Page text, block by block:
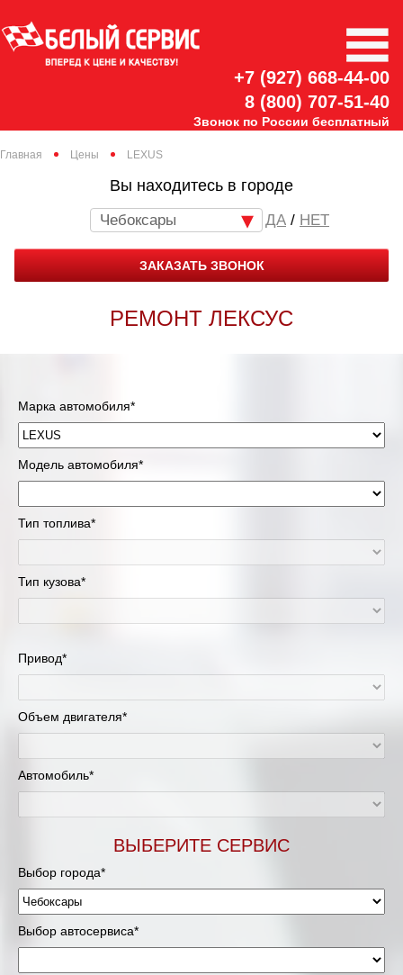
+7 (927) 668-44-00
8 (800) 707-51-40
Звонок по России бесплатный
Главная Цены LEXUS
Вы находитесь в городе
Чебоксары / НЕТ
ЗАКАЗАТЬ ЗВОНОК
РЕМОНТ ЛЕКСУС
Марка автомобиля*
Модель автомобиля*
Тип топлива*
Тип кузова*
Привод*
Объем двигателя*
Автомобиль*
ВЫБЕРИТЕ СЕРВИС
Выбор города*
Выбор автосервиса*